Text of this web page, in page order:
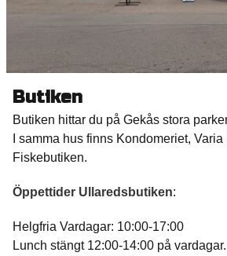
Butiken
Butiken hittar du på Gekås stora
I samma hus finns Kondomeriet,
Fiskebutiken.
Öppettider Ullaredsbutiken:
Helgfria Vardagar: 10:00-17:00
Lunch stängt 12:00-14:00 på vardagar.